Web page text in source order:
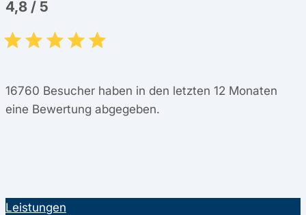
4,8 / 5
16760 Besucher haben in den letzten 12 Monaten
eine Bewertung abgegeben.
Leistungen